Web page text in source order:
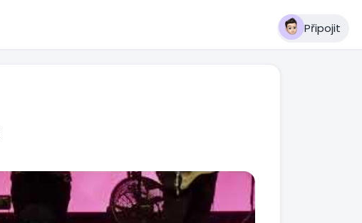
Připojit